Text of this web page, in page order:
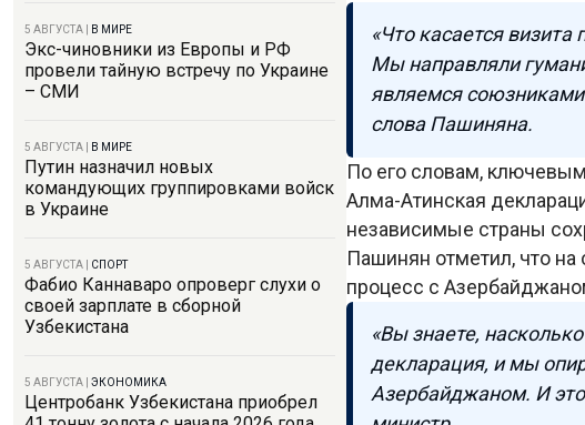
5 АВГУСТА В МИРЕ
Экс-чиновники из Европы и РФ
провели тайную встречу по Украине
– СМИ
5 АВГУСТА В МИРЕ
Путин назначил новых
командующих группировками войск
в Украине
5 АВГУСТА СПОРТ
Фабио Каннаваро опроверг слухи о
своей зарплате в сборной
Узбекистана
5 АВГУСТА ЭКОНОМИКА
Центробанк Узбекистана приобрел
«Что касается
Мы направляли
являемся
слова Пашиняна.
По его словам,
Алма-Атинская
независимые страны
Пашинян отметил, что
процесс с
«Вы знаете,
декларация, и мы
Азербайджаном. И